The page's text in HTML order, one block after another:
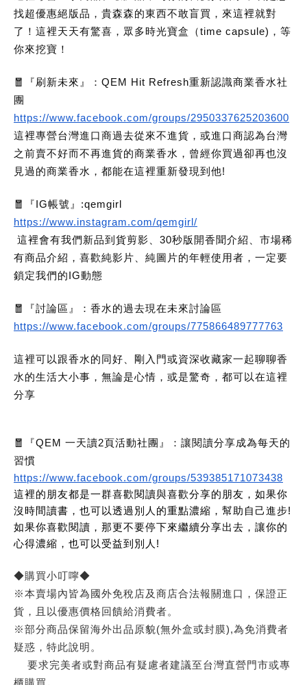
找超優惠絕版品，貴森森的東西不敢盲買，來這裡就對
了！這裡天天有驚喜，眾多時光寶盒（time capsule)，等
你來挖寶！
🧧『刷新未來』：QEM Hit Refresh重新認識商業香水社
團
https://www.facebook.com/groups/2950337625203600
這裡專營台灣進口商過去從來不進貨，或進口商認為台灣
之前賣不好而不再進貨的商業香水，曾經你買過卻再也沒
見過的商業香水，都能在這裡重新發現到他!
🧧『IG帳號』:qemgirl
https://www.instagram.com/qemgirl/
這裡會有我們新品到貨剪影、30秒版開香聞介紹、市場稀
有商品介紹，喜歡純影片、純圖片的年輕使用者，一定要
鎖定我們的IG動態
🧧『討論區』：香水的過去現在未來討論區
https://www.facebook.com/groups/775866489777763
這裡可以跟香水的同好、剛入門或資深收藏家一起聊聊香
水的生活大小事，無論是心情，或是驚奇，都可以在這裡
分享
🧧『QEM 一天讀2頁活動社團』：讓閱讀分享成為每天的
習慣
https://www.facebook.com/groups/539385171073438
這裡的朋友都是一群喜歡閱讀與喜歡分享的朋友，如果你
沒時間讀書，也可以透過別人的重點濃縮，幫助自己進步!
如果你喜歡閱讀，那更不要停下來繼續分享出去，讓你的
心得濃縮，也可以受益到別人!
◆購買小叮嚀◆
※本賣場內皆為國外免稅店及商店合法報關進口，保證正
貨，且以優惠價格回饋給消費者。
※部分商品保留海外出品原貌(無外盒或封膜),為免消費者
疑惑，特此說明。
要求完美者或對商品有疑慮者建議至台灣直營門市或專